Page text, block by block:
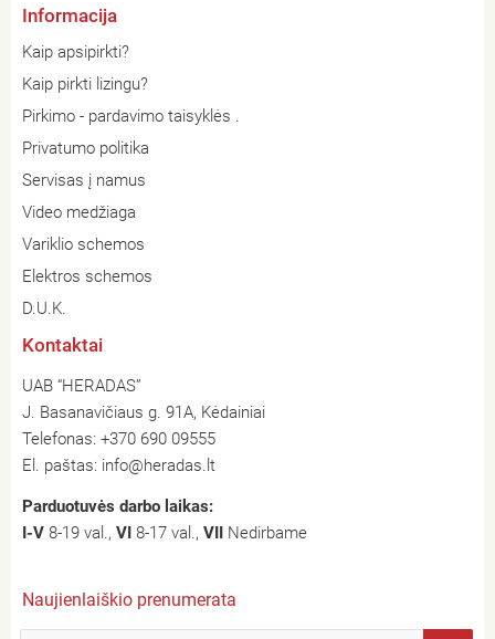
Informacija
Kaip apsipirkti?
Kaip pirkti lizingu?
Pirkimo - pardavimo taisyklės .
Privatumo politika
Servisas į namus
Video medžiaga
Variklio schemos
Elektros schemos
D.U.K.
Kontaktai
UAB “HERADAS”
J. Basanavičiaus g. 91A, Kėdainiai
Telefonas: +370 690 09555
El. paštas: info@heradas.lt
Parduotuvės darbo laikas:
I-V 8-19 val., VI 8-17 val., VII Nedirbame
Naujienlaiškio prenumerata